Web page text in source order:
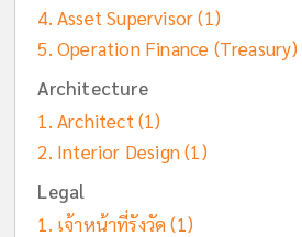
Asset Supervisor(1)
Operation Finance (Treasury)
Architecture
Architect (1)
Interior Design(1)
Legal
เจ้าหน้าที่รังวัด(1)